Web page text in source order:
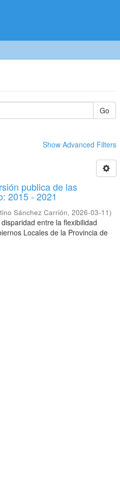
Go
Show Advanced Filters
publica de las
2015 - 2021
Sánchez Carrión,2026-03-11)
entre la flexibilidad
Locales de la Provincia de